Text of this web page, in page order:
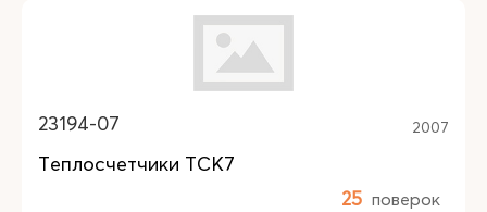
23194-07 2007
Теплосчетчики ТСК7
25 поверок